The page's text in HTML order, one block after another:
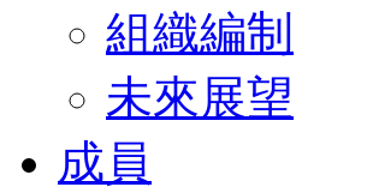
組織編制
未來展望
成員